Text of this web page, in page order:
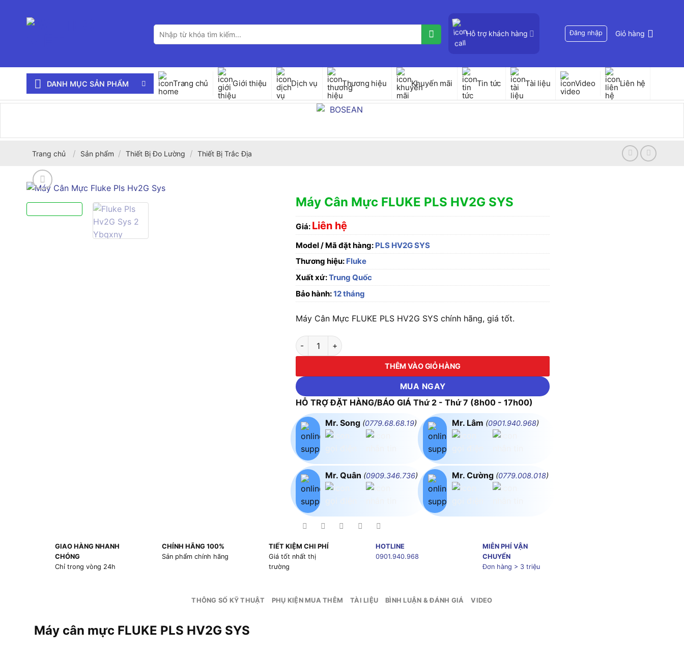
Tìm
kiếm:
Hỗ trợ khách hàng Đăng nhập Giỏ hàng
DANH MỤC SẢN PHẨM Trang chủ Giới thiệu Dịch vụ Thương hiệu Khuyến mãi Tin tức Tài liệu Video Liên hệ
Trang chủ / Sản phẩm / Thiết Bị Đo Lường / Thiết Bị Trắc Địa
Máy Cân Mực FLUKE PLS HV2G SYS
Giá: Liên hệ
Model / Mã đặt hàng: PLS HV2G SYS
Thương hiệu: Fluke
Xuất xứ:Trung Quốc
Bảo hành:12 tháng
Máy Cân Mực FLUKE PLS HV2G SYS chính hãng, giá tốt.
Máy Cân Mực FLUKE PLS HV2G SYS số lượng
THÊM VÀO GIỎ HÀNG
MUA NGAY
HỖ TRỢ ĐẶT HÀNG/BÁO GIÁ Thứ 2 - Thứ 7 (8h00 - 17h00)
Mr. Song (0779.68.68.19)
Mr. Quân (0909.346.736)
Mr. Lâm (0901.940.968)
Mr. Cường (0779.008.018)
GIAO HÀNG NHANH
CHÓNG
Chỉ trong vòng 24h
CHÍNH HÃNG 100%
Sản phẩm chính hãng
TIẾT KIỆM CHI PHÍ
Giá tốt nhất thị
trường
HOTLINE
0901.940.968
MIỄN PHÍ VẬN
CHUYỂN
Đơn hàng > 3 triệu
THÔNG SỐ KỸ THUẬT PHỤ KIỆN MUA THÊM TÀI LIỆU BÌNH LUẬN & ĐÁNH GIÁ VIDEO
Máy cân mực FLUKE PLS HV2G SYS